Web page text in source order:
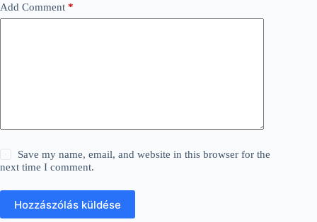
Add Comment *
Save my name, email, and website in this browser for the
next time I comment.
Hozzászólás küldése